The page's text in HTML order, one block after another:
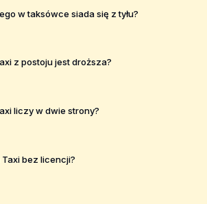
w taksówce siada się z tyłu?
z postoju jest droższa?
liczy w dwie strony?
Taxi bez licencji?